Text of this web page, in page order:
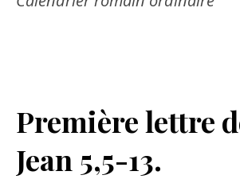
Première lettre
Jean 5,5-13.